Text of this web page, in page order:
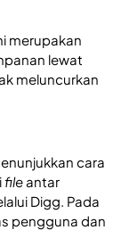
merupakan
meluncurkan
cara
file antar
Digg. Pada
pengguna dan